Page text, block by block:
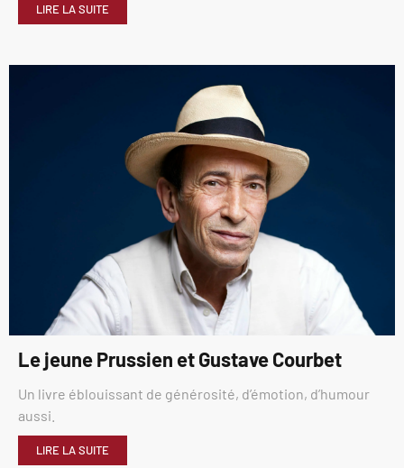
LIRE LA SUITE
Le jeune Prussien et Gustave Courbet
Un livre éblouissant de générosité, d’émotion, d’humour
aussi.
LIRE LA SUITE